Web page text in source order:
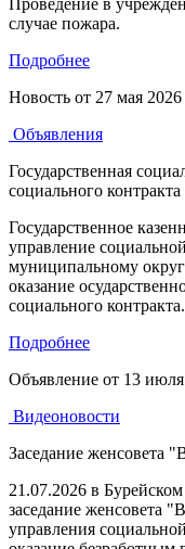
Проведение в
случае пожара.
Подробнее
Новость от 27 мая 2026
Объявления
Государственная
социального контракта
Государственное
управление
муниципальному
оказание
социального контракта.
Подробнее
Объявление от 13 июля
Видеоновости
Заседание женсовета
21.07.2026 в Бурейском
заседание женсовета
управления